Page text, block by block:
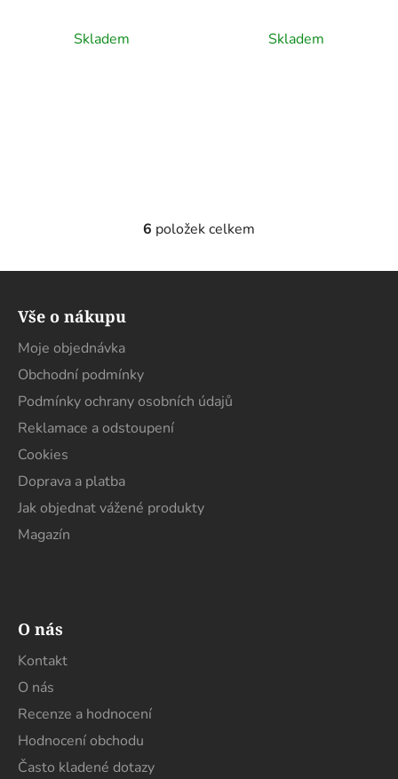
červené víno, 0,75
Skladem
0,75l
Skladem
O
l
p
r
ý
6 položek celkem
Z
Vše o nákupu
Moje objednávka
Obchodní podmínky
Podmínky ochrany osobních údajů
Reklamace a odstoupení
Cookies
Doprava a platba
Jak objednat vážené produkty
Magazín
O nás
Kontakt
O nás
Recenze a hodnocení
Hodnocení obchodu
Často kladené dotazy